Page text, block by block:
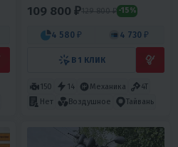
109 800 ₽129 800 ₽ -15%
4 580 ₽ 4 730 ₽
В 1 КЛИК
150 14 Механика
4T
Нет
Воздушное Тайвань